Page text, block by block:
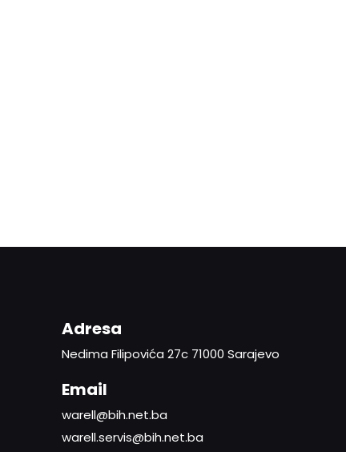
Adresa
Nedima Filipovića 27c 71000 Sarajevo
Email
warell@bih.net.ba
warell.servis@bih.net.ba